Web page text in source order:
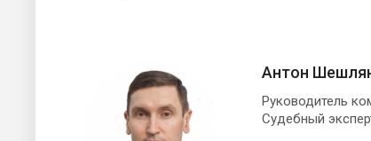
Антон
Руководитель
Судебный